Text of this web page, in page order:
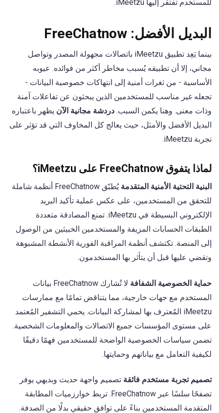
للمستخدم تفتقر إليها iMeetzu.
البديل الأفضل: FreeChatnow
بينما يَعِد تطبيق iMeetzu باتصالات مجهولة المصدر وتواصل
مجاني، إلا أن تطبيقه يُسبب مخاطر أكثر من فوائده. عيوبه
الأساسية - من ثغرات أمنية إلى انتهاكات خصوصية البيانات -
تجعله غير مناسب للمستخدمين الذين يبحثون عن تفاعلات آمنة
وذات معنى. وهنا يكمن السبب. دردشة مجانية الآن يظهر باعتباره
البديل الأفضل والأمثل، حيث يعالج كل المخاوف التي قد تؤثر على
تجربة iMeetzu.
لماذا يتفوق FreeChatnow على iMeetzu؟
البنية التحتية الأمنية المتقدمة
يُطبّق FreeChatnow أنظمة شاملة
للتحقق من المستخدمين، على عكس عملية تأكيد البريد
الإلكتروني البسيطة في iMeetzu. تمنع المصادقة متعددة
الطبقات الحسابات المزيفة والمستخدمين الخبيثين من الوصول
إلى المنصة. تكتشف أنظمة المراقبة الفورية الأنشطة المشبوهة
وتقضي عليها قبل أن يتأثر بها المستخدمون.
حماية الخصوصية الشفافة
لا تُشارك FreeChatnow بيانات
المستخدم مع جهات خارجية، مما يتناقض تمامًا مع ممارسات
iMeetzu المُعترف بها لمشاركة البيانات. يحمي التشفير المُعتمد
على مستوى المؤسسات جميع الاتصالات والمعلومات الشخصية.
تضمن سياسات الخصوصية الواضحة للمستخدمين فهمًا دقيقًا
لكيفية التعامل مع بياناتهم وحمايتها.
تصميم تجربة مستخدم فائقة تصميم واجهة حديث وبديهي يوفر
تصفحًا سلسًا عبر FreeChatnow. تربط خوارزميات المطابقة
المتقدمة المستخدمين بناءً على توافق حقيقي بدلًا من الصدفة.